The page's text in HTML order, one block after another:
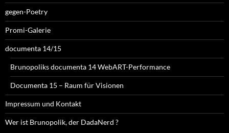
gegen-Poetry
Promi-Galerie
documenta 14/15
Brunopoliks documenta 14 WebART-Performance
Documenta 15 – Raum für Visionen
Impressum und Kontakt
Wer ist Brunopolik, der DadaNerd ?